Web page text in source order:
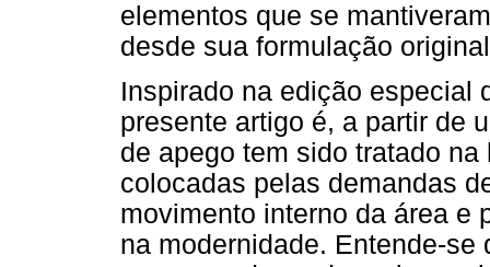
elementos que se
desde sua formulação
Inspirado na edição especial
presente artigo é, a partir de
de apego tem sido tratado
colocadas pelas demandas
movimento interno da área e
na modernidade. Entende-